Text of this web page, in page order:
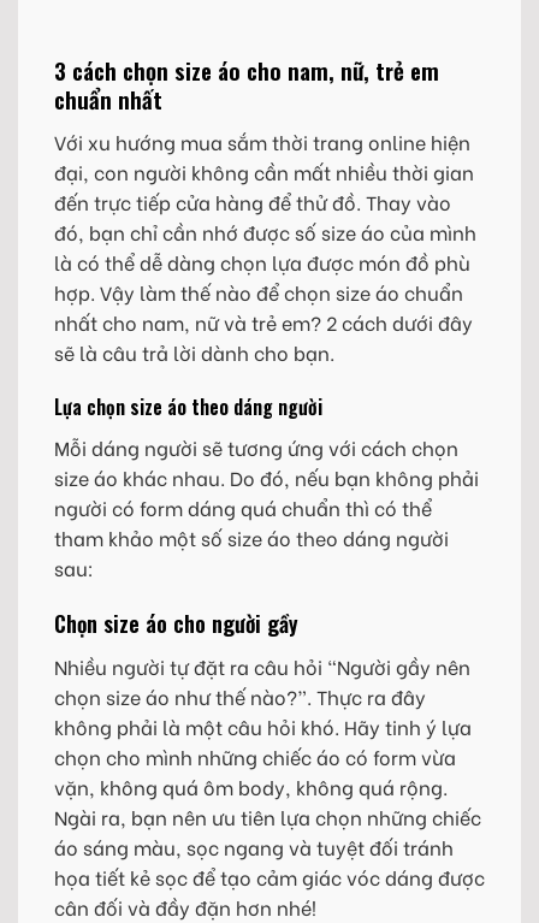
3 cách chọn size áo cho nam, nữ, trẻ em
chuẩn nhất
Với xu hướng mua sắm thời trang online hiện
đại, con người không cần mất nhiều thời gian
đến trực tiếp cửa hàng để thử đồ. Thay vào
đó, bạn chỉ cần nhớ được số size áo của mình
là có thể dễ dàng chọn lựa được món đồ phù
hợp. Vậy làm thế nào để chọn size áo chuẩn
nhất cho nam, nữ và trẻ em? 2 cách dưới đây
sẽ là câu trả lời dành cho bạn.
Lựa chọn size áo theo dáng người
Mỗi dáng người sẽ tương ứng với cách chọn
size áo khác nhau. Do đó, nếu bạn không phải
người có form dáng quá chuẩn thì có thể
tham khảo một số size áo theo dáng người
sau:
Chọn size áo cho người gầy
Nhiều người tự đặt ra câu hỏi “Người gầy nên
chọn size áo như thế nào?”. Thực ra đây
không phải là một câu hỏi khó. Hãy tinh ý lựa
chọn cho mình những chiếc áo có form vừa
vặn, không quá ôm body, không quá rộng.
Ngài ra, bạn nên ưu tiên lựa chọn những chiếc
áo sáng màu, sọc ngang và tuyệt đối tránh
họa tiết kẻ sọc để tạo cảm giác vóc dáng được
cân đối và đầy đặn hơn nhé!